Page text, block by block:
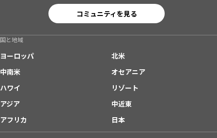
コミュニティを見る
国と地域
ヨーロッパ
北米
中南米
オセアニア
ハワイ
リゾート
アジア
中近東
アフリカ
日本